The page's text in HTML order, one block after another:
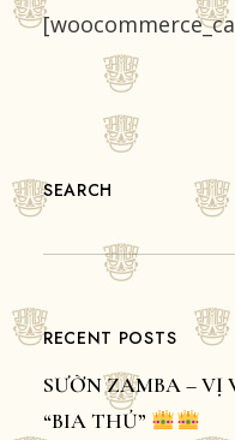
SEARCH
RECENT POSTS
SƯỜN ZAMBA –
“BIA THỦ”